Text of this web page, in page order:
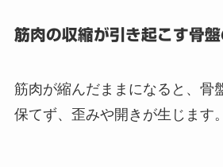
筋肉の収縮が引き起こす骨
筋肉が縮んだままになると、骨
保てず、歪みや開きが生じます。